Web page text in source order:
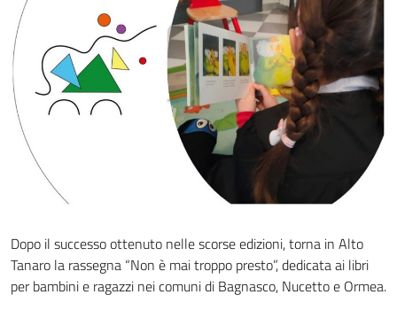
Dopo il successo ottenuto nelle scorse edizioni, torna in Alto
Tanaro la rassegna “Non è mai troppo presto”, dedicata ai libri
per bambini e ragazzi nei comuni di Bagnasco, Nucetto e Ormea.